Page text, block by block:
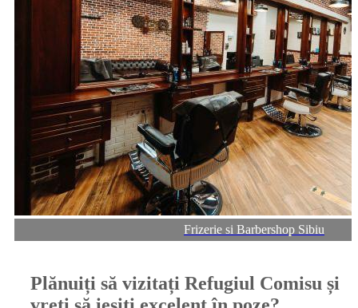
Frizerie si Barbershop Sibiu
Plănuiți să vizitați Refugiul Comisu și